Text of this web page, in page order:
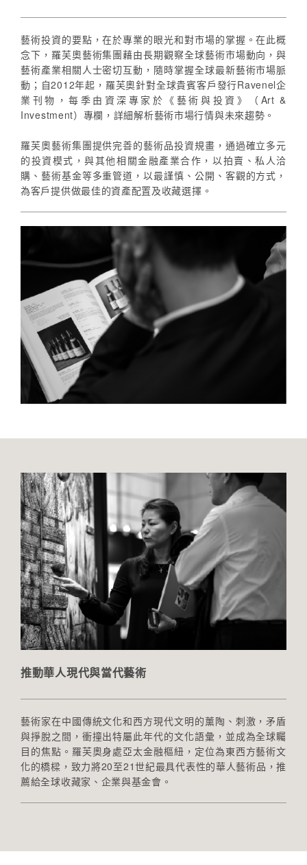
藝術投資的要點，在於專業的眼光和對市場的掌握。在此概
念下，羅芙奧藝術集團藉由長期觀察全球藝術市場動向，與
藝術產業相關人士密切互動，隨時掌握全球最新藝術市場脈
動；自2012年起，羅芙奧針對全球貴賓客戶發行Ravenel企
業刊物，每季由資深專家於《藝術與投資》（Art &
Investment）專欄，詳細解析藝術市場行情與未來趨勢。
羅芙奧藝術集團提供完善的藝術品投資規畫，通過確立多元
的投資模式，與其他相關金融產業合作，以拍賣、私人洽
購、藝術基金等多重管道，以最謹慎、公開、客觀的方式，
為客戶提供做最佳的資產配置及收藏選擇。
推動華人現代與當代藝術
藝術家在中國傳統文化和西方現代文明的薰陶、刺激，矛盾
與掙脫之間，衝撞出特屬此年代的文化語彙，並成為全球矚
目的焦點。羅芙奧身處亞太金融樞紐，定位為東西方藝術文
化的橋樑，致力將20至21世紀最具代表性的華人藝術品，推
薦給全球收藏家、企業與基金會。